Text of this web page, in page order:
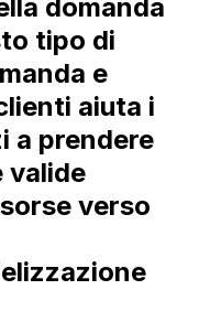
domanda
tipo di
e
aiuta i
a prendere
valide
verso